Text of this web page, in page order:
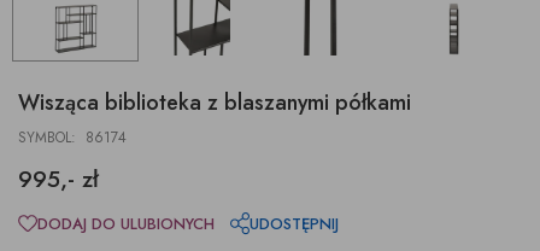
Wisząca biblioteka z blaszanymi półkami
SYMBOL: 86174
995,- zł
DODAJ DO ULUBIONYCH UDOSTĘPNIJ